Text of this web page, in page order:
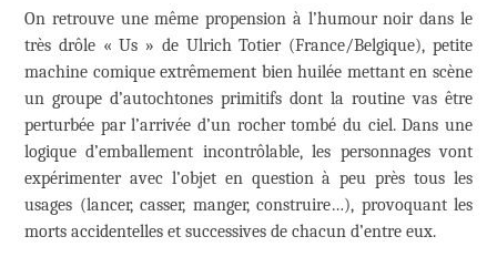
On retrouve une même propension à l’humour noir dans le
très drôle « Us » de Ulrich Totier (France/Belgique), petite
machine comique extrêmement bien huilée mettant en scène
un groupe d’autochtones primitifs dont la routine vas être
perturbée par l’arrivée d’un rocher tombé du ciel. Dans une
logique d’emballement incontrôlable, les personnages vont
expérimenter avec l’objet en question à peu près tous les
usages (lancer, casser, manger, construire…), provoquant les
morts accidentelles et successives de chacun d’entre eux.